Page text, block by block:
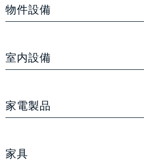
物件設備
室内設備
家電製品
家具